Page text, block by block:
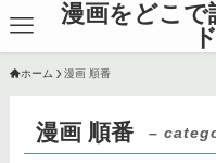
漫画をどこで
ホーム 漫画 順番
漫画 順番 –